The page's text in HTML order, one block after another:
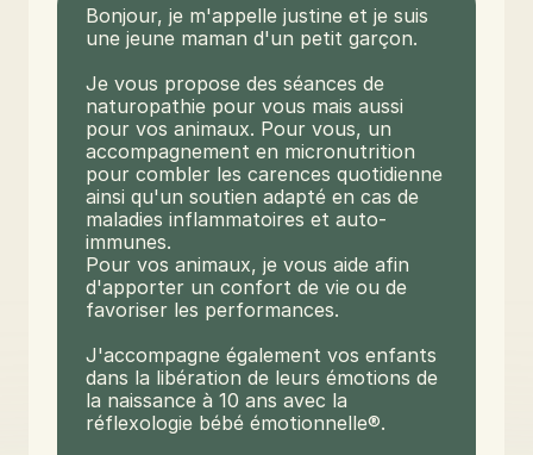
Bonjour, je m'appelle justine et je suis
une jeune maman d'un petit garçon.
Je vous propose des séances de
naturopathie pour vous mais aussi
pour vos animaux. Pour vous, un
accompagnement en micronutrition
pour combler les carences quotidienne
ainsi qu'un soutien adapté en cas de
maladies inflammatoires et auto-
immunes.
Pour vos animaux, je vous aide afin
d'apporter un confort de vie ou de
favoriser les performances.
J'accompagne également vos enfants
dans la libération de leurs émotions de
la naissance à 10 ans avec la
réflexologie bébé émotionnelle®.